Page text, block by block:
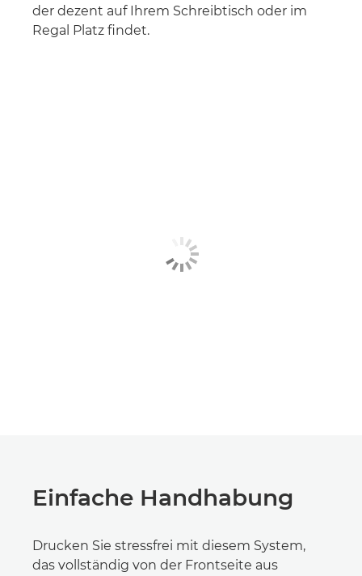
der dezent auf Ihrem Schreibtisch oder im
Regal Platz findet.
Einfache Handhabung
Drucken Sie stressfrei mit diesem System,
das vollständig von der Frontseite aus